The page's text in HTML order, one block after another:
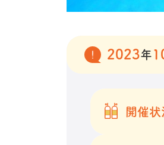
2023年
開催状